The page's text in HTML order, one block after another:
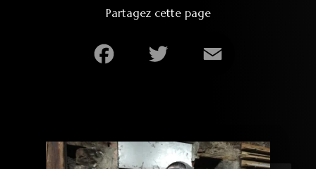
Partagez cette page